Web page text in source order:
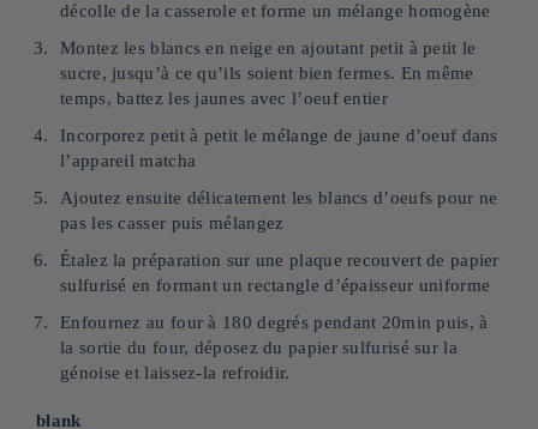
décolle de la casserole et forme un mélange homogène
Montez les blancs en neige en ajoutant petit à petit le
sucre, jusqu’à ce qu’ils soient bien fermes. En même
temps, battez les jaunes avec l’oeuf entier
Incorporez petit à petit le mélange de jaune d’oeuf dans
l’appareil matcha
Ajoutez ensuite délicatement les blancs d’oeufs pour ne
pas les casser puis mélangez
Étalez la préparation sur une plaque recouvert de papier
sulfurisé en formant un rectangle d’épaisseur uniforme
Enfournez au four à 180 degrés pendant 20min puis, à
la sortie du four, déposez du papier sulfurisé sur la
génoise et laissez-la refroidir.
blank